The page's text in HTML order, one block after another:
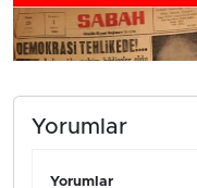
Yorumlar
Yorumlar